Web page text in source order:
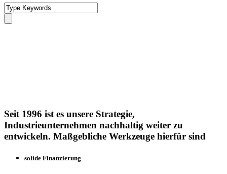
Seit 1996 ist es unsere Strategie,
Industrieunternehmen nachhaltig weiter zu
entwickeln. Maßgebliche Werkzeuge hierfür sind
solide Finanzierung